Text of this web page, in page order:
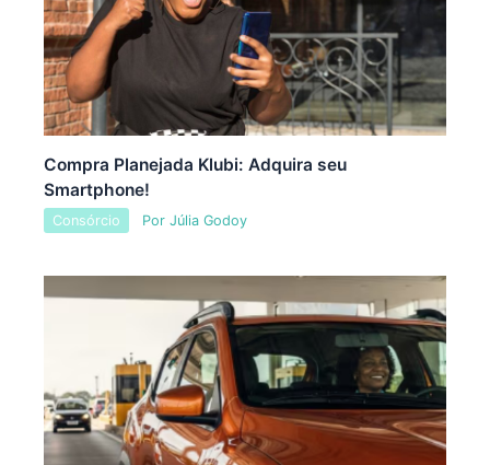
Compra Planejada Klubi: Adquira seu
Smartphone!
Consórcio Por Júlia Godoy